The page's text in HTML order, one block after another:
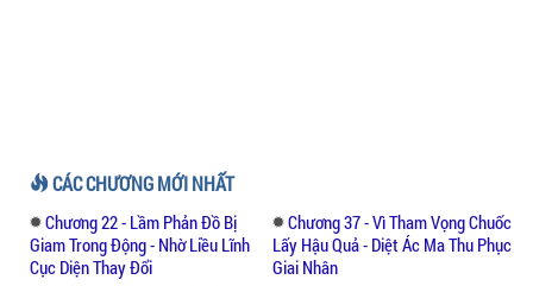
CÁC CHƯƠNG MỚI NHẤT
Chương 22 - Lầm Phản Đồ Bị
Giam Trong Động - Nhờ Liều Lĩnh
Cục Diện Thay Đổi
Chương 37 - Vì Tham Vọng Chuốc
Lấy Hậu Quả - Diệt Ác Ma Thu Phục
Giai Nhân